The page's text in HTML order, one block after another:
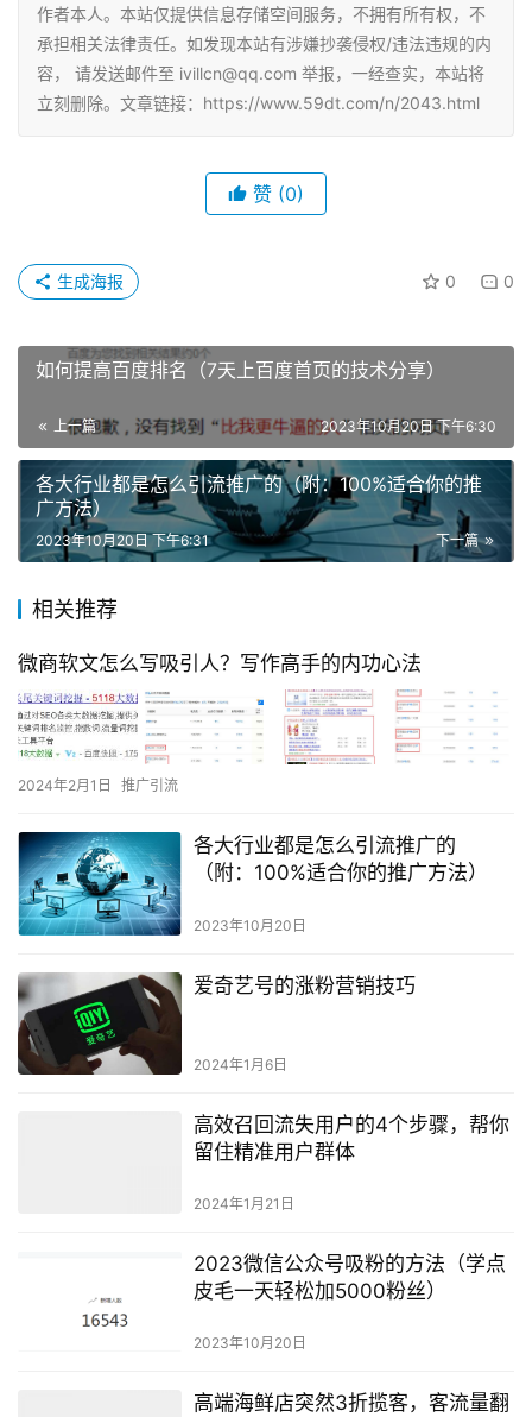
作者本人。本站仅提供信息存储空间服务，不拥有所有权，不
承担相关法律责任。如发现本站有涉嫌抄袭侵权/违法违规的内
容， 请发送邮件至 ivillcn@qq.com 举报，一经查实，本站将
立刻删除。文章链接：https://www.59dt.com/n/2043.html
赞 (0)
0 0
生成海报
如何提高百度排名（7天上百度首页的技术分享）
上一篇 2023年10月20日 下午6:30
各大行业都是怎么引流推广的（附：100%适合你的推
广方法）
下一篇
2023年10月20日 下午6:31
相关推荐
微商软文怎么写吸引人？写作高手的内功心法
2024年2月1日 推广引流
各大行业都是怎么引流推广的
（附：100%适合你的推广方法）
2023年10月20日
爱奇艺号的涨粉营销技巧
2024年1月6日
高效召回流失用户的4个步骤，帮你
留住精准用户群体
2024年1月21日
2023微信公众号吸粉的方法（学点
皮毛一天轻松加5000粉丝）
2023年10月20日
高端海鲜店突然3折揽客，客流量翻